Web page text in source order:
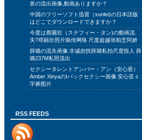
兽の流出画像,動画ありますか？
中国のフリーソフト迅雷（xunlei)の日本語版
はどこでダウンロードできますか？
今度は鄧麗欣（ステフィー・タン)の動画流
失?邓丽欣照片疯传网络 尺度超越张柏芝阿娇
薛璐の流失画像:非诚勿扰薛璐私拍尺度惊人 薛
璐237M私照流出
セクシータレントアンバー・アン（安心亜）
Amber XinyaのIバックセクシー画像:安心亚 c
字裤图片
RSS FEEDS